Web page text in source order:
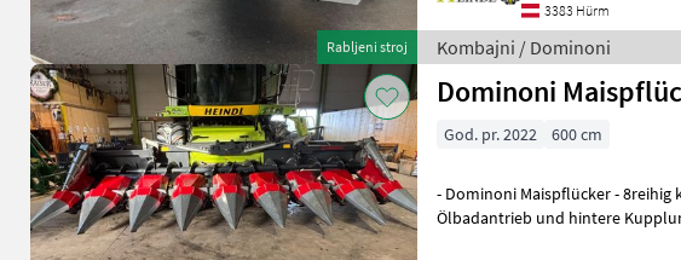
Rabljeni stroj
3383 Hürm
Kombajni / Dominoni
Dominoni
God. pr. 2022 600 cm
- Dominoni Maispflücker - 8reihig klappbar - mit Unterbauhäcksler -
Ölbadantrieb und hintere